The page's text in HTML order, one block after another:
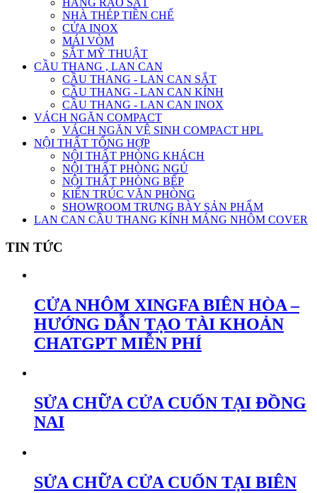
HÀNG RÀO SẮT
NHÀ THÉP TIỀN CHẾ
CỬA INOX
MÁI VÒM
SẮT MỸ THUẬT
CẦU THANG , LAN CAN
CẦU THANG - LAN CAN SẮT
CẦU THANG - LAN CAN KÍNH
CẦU THANG - LAN CAN INOX
VÁCH NGĂN COMPACT
VÁCH NGĂN VỆ SINH COMPACT HPL
NỘI THẤT TỔNG HỢP
NỘI THẤT PHÒNG KHÁCH
NỘI THẤT PHÒNG NGỦ
NỘI THẤT PHÒNG BẾP
KIẾN TRÚC VĂN PHÒNG
SHOWROOM TRƯNG BÀY SẢN PHẨM
LAN CAN CẦU THANG KÍNH MÁNG NHÔM COVER
TIN TỨC
CỬA NHÔM XINGFA BIÊN HÒA –
HƯỚNG DẪN TẠO TÀI KHOẢN
CHATGPT MIỄN PHÍ
SỬA CHỮA CỬA CUỐN TẠI ĐỒNG
NAI
SỬA CHỮA CỬA CUỐN TẠI BIÊN